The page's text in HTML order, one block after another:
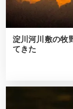
淀川河川敷の牧
てきた